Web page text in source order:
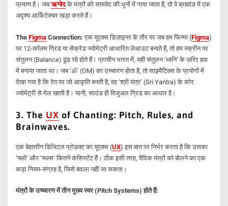
प्रमाण है। जबऋग्वेदके मंत्रों को सामवेद की धुनों में गाया जाता है, तो वे ब्रह्मांड में एक
अदृश्य आर्किटेक्चर खड़ा करते हैं।
TheFigma Connection: एक यूएक्स डिज़ाइनर के तौर पर जब हम फिग्मा (Figma)
पर 12-कॉलम ग्रिड या सेक्रेड ज्योमेट्री आधारित लेआउट बनाते हैं, तो हम स्क्रीन पर
संतुलन (Balance) ढूंढ रहे होते हैं। प्राचीन भारत में, यही संतुलन ‘ध्वनि’ के ज़रिए हवा
में बनाया जाता था। जब ‘ॐ’ (OM) का उच्चारण होता है, तो साइमैटिक्स के प्रयोगों में
देखा गया है कि रेत पर जो आकृति बनती है, वह ‘श्री यंत्र’ (Sri Yantra) के कोर
ज्योमेट्री से मेल खाती है। यानी, साउंड ही विजुअल ग्रिड का आधार है।
3. The UX of Chanting: Pitch, Rules, and
Brainwaves.
एक बेहतरीन डिजिटल प्रोडक्ट का यूएक्स (UX) इस बात पर निर्भर करता है कि उसका
‘फ्लो’ और ‘रूल्स’ कितने कंसिस्टेंट हैं। ठीक इसी तरह, वैदिक मंत्रों को बोलने का एक
कड़ा नियम-संग्रह है, जिसे बदला नहीं जा सकता।
मंत्रों के उच्चारण में तीन मुख्य स्वर (Pitch Systems) होते हैं: